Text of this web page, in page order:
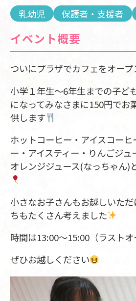
乳幼児 保護者・支援者
イベント概要
ついにプラザでカフェをオープ
小学１年生～6年生までの子ど
になってみなさまに150円でお
供します
ホットコーヒー・アイスコーヒ
ー・アイスティー・りんごジュ
オレンジジュース(なっちゃん)
小さなお子さんもお越しいた
ちもたくさん考えました
時間は13:00～15:00（ラストオ
ぜひお越しください